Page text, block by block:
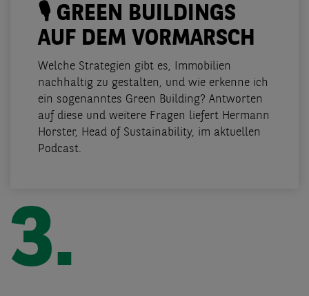
🎙️ GREEN BUILDINGS
AUF DEM VORMARSCH
Welche Strategien gibt es, Immobilien
nachhaltig zu gestalten, und wie erkenne ich
ein sogenanntes Green Building? Antworten
auf diese und weitere Fragen liefert Hermann
Horster, Head of Sustainability, im aktuellen
Podcast.
3.